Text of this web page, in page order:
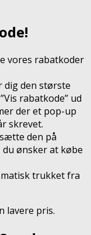
vores rabatkoder
dig den største
rabatkode” ud
der et pop-up
skrevet.
den på
du ønsker at købe
trukket fra
lavere pris.